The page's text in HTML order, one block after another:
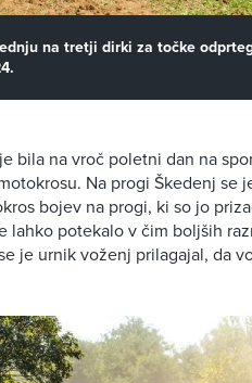
na tretji dirki za točke
bila na vroč poletni dan na
Na progi Škedenj
bojev na progi, ki so jo
lahko potekalo v čim boljših
je urnik voženj prilagajal, da